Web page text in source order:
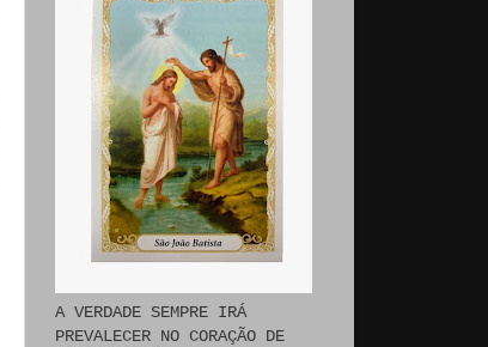
A VERDADE SEMPRE IRÁ
PREVALECER NO CORAÇÃO DE